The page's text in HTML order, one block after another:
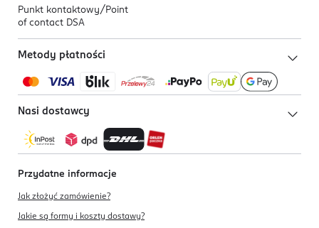
Punkt kontaktowy/ Point
of contact DSA
Metody płatności
Nasi dostawcy
Przydatne informacje
Jak złożyć zamówienie?
Jakie są formy i koszty dostawy?